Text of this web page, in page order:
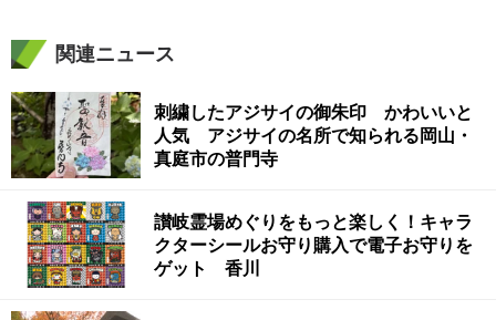
関連ニュース
刺繍したアジサイの御朱印 かわいいと
人気 アジサイの名所で知られる岡山・
真庭市の普門寺
讃岐霊場めぐりをもっと楽しく！キャラ
クターシールお守り購入で電子お守りを
ゲット 香川